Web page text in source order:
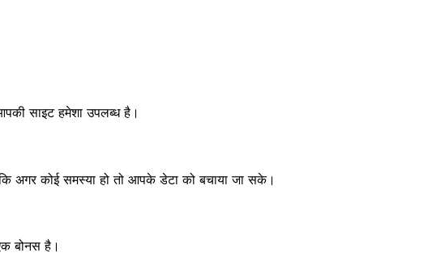
साइट हमेशा उपलब्ध है।
अगर कोई समस्या हो तो आपके डेटा को बचाया जा सके।
बोनस है।